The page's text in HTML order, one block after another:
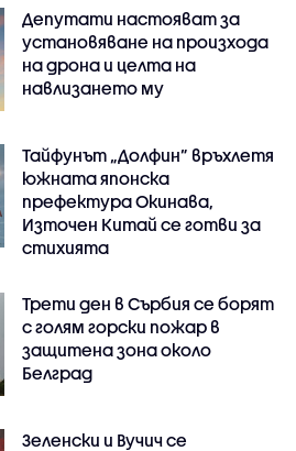
Депутати настояват за
установяване на произхода
на дрона и целта на
навлизането му
Тайфунът „Долфин” връхлетя
южната японска
префектура Окинава,
Източен Китай се готви за
стихията
Трети ден в Сърбия се борят
с голям горски пожар в
защитена зона около
Белград
Зеленски и Вучич се